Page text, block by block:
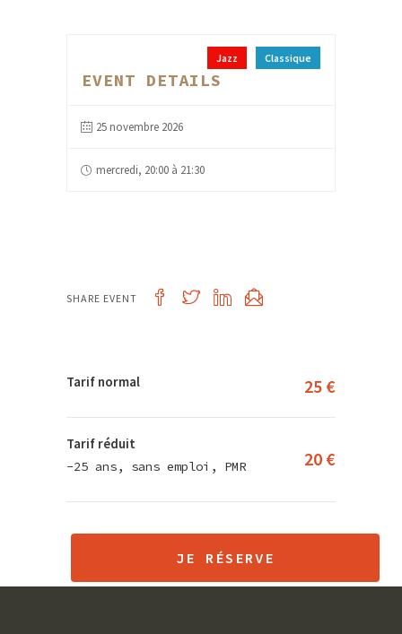
Classique
Jazz
EVENT DETAILS
25 novembre 2026
mercredi, 20:00 à 21:30
SHARE EVENT
Tarif normal 25 €
Tarif réduit
-25 ans, sans emploi, PMR 20 €
JE RÉSERVE